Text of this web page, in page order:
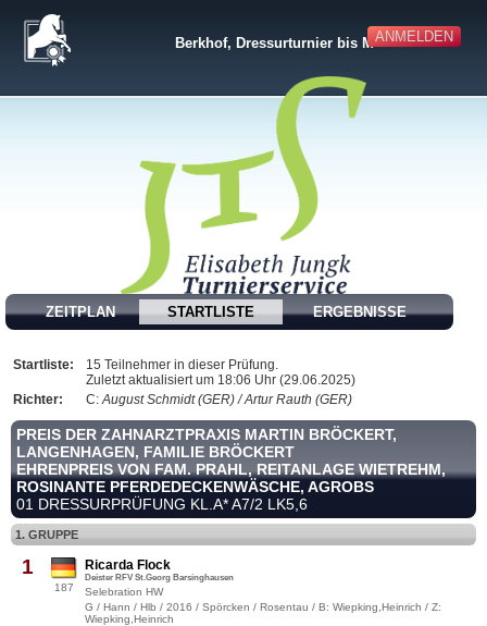
ANMELDEN
Berkhof, Dressurturnier bis M**
ZEITPLAN STARTLISTE ERGEBNISSE
Startliste:
15 Teilnehmer in dieser Prüfung.
Zuletzt aktualisiert um 18:06 Uhr (29.06.2025)
Richter:
C:August Schmidt (GER) / Artur Rauth (GER)
PREIS DER ZAHNARZTPRAXIS MARTIN BRÖCKERT,
LANGENHAGEN, FAMILIE BRÖCKERT
EHRENPREIS VON FAM. PRAHL, REITANLAGE WIETREHM,
ROSINANTE PFERDEDECKENWÄSCHE, AGROBS
01 DRESSURPRÜFUNG KL.A* A7/2 LK5,6
1. GRUPPE
1
187
Ricarda Flock
Deister RFV St.Georg Barsinghausen
Selebration HW
G / Hann / Hlb / 2016 / Spörcken / Rosentau / B: Wiepking,Heinrich / Z:
Wiepking,Heinrich